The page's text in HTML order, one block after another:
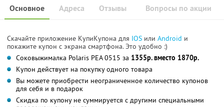
Основное Отзывы Вопросы по акции
Адреса
Скачайте приложение КупиКупона для IOS или Android и
покажите купон с экрана смартфона. Это удобно :)
Соковыжималка Polaris PEA 0515 за 1355р. вместо 1870р.
Купон действует на покупку одного товара
Вы можете приобрести неограниченное количество купонов
для себя и в подарок
Скидка по купону не суммируется с другими специальными